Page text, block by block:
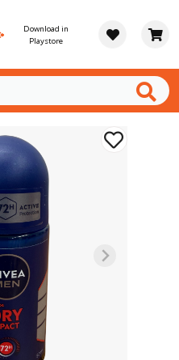
Download in
Playstore